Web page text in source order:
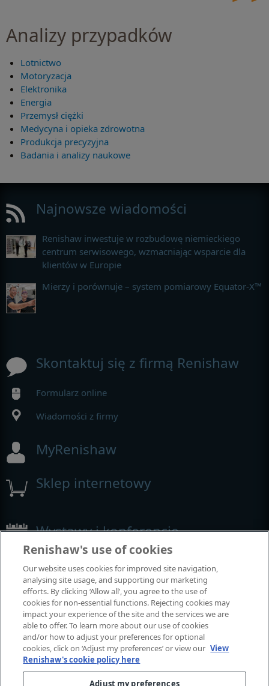
Analizy przypadków
Lotnictwo
Motoryzacja
Elektronika
Energia
Przemysł ciężki
Medycyna i opieka zdrowotna
Produkcja precyzyjna
Badania i analizy naukowe
Najnowsze wiadomości
Renishaw inwestuje w rozbudowę niemieckiego
centrum serwisowego, wzmacniając wsparcie dla
klientów w Europie
Mierzy i porównuje – system pomiarowy Equator-X™
Skontaktuj się z firmą Renishaw
Formularz online
Wiadomości z firmy
MyRenishaw
Sklep internetowy
Wystawy i konferencje
Renishaw's use of cookies
Our website uses cookies for improved site navigation,
analysing site usage, and supporting our marketing
efforts. By clicking ‘Allow all’, you agree to the use of
cookies for non-essential functions. Rejecting cookies may
impact your experience of the site and the services we are
able to offer. To learn more about our use of cookies
and/or how to adjust your preferences for optional
cookies, click on ‘Adjust my preferences’ or view our View
Renishaw's cookie policy here
Adjust my preferences